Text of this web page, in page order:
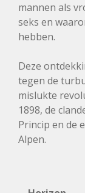
mannen als
seks en
hebben.
Deze
tegen de
mislukte
1898, de
Princip en de
Alpen.